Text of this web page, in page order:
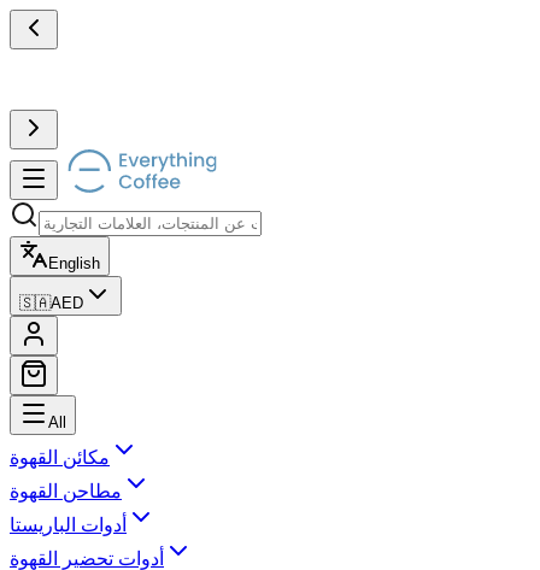
English
🇸🇦AED
All
مكائن القهوة
مطاحن القهوة
أدوات الباريستا
أدوات تحضير القهوة